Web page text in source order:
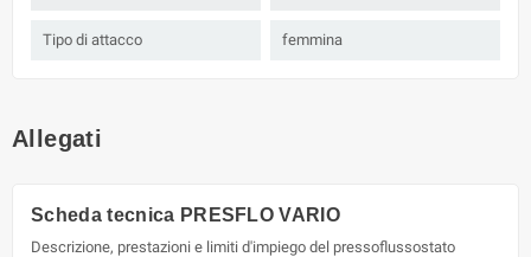
Tipo di attacco femmina
Allegati
Scheda tecnica PRESFLO VARIO
Descrizione, prestazioni e limiti d'impiego del pressoflussostato